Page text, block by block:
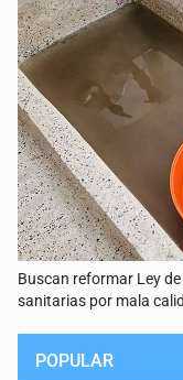
Buscan reformar Ley
sanitarias por mala
POPULAR